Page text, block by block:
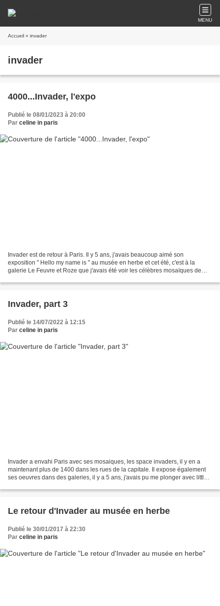
MENU
Accueil » invader
invader
4000...Invader, l'expo
Publié le 08/01/2023 à 20:00
Par celine in paris
Invader est de retour à Paris. Il y 5 ans, j'avais beaucoup aimé son
exposition " Hello my name is " au musée en herbe et cet été, c'est à la
galerie Le Feuvre et Roze que j'avais été voir les célèbres mosaïques de
Invader, part 3
Publié le 14/07/2022 à 12:15
Par celine in paris
Invader a envahi Paris avec ses mosaiques, les space invaders, il y en a
maintenant plus de 1400 dans les rues de la capitale. Il expose également
ses oeuvres dans des galeries, il y a 5 ans, j'avais pu me plonger avec little
Le retour d'Invader au musée en herbe
Publié le 30/01/2017 à 22:30
Par celine in paris